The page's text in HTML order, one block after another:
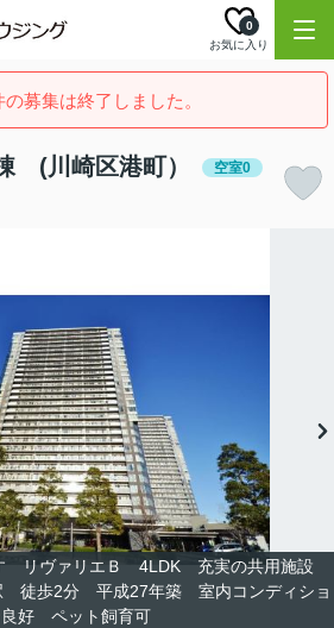
お気に入り
0
の募集は終了しました。
(川崎区港町） 空室0
す リヴァリエＢ 4LDK 充実の共用施設
徒歩2分 平成27年築 室内コンディショ
良好 ペット飼育可